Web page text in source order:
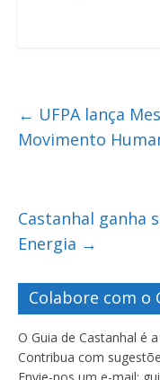
← UFPA lança
Movimento
Castanhal ganha
Energia →
Colabore com o
O Guia de Castanhal é
Contribua com